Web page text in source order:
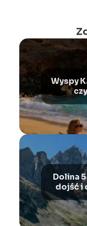
Wyspy
Dolina
dojść i